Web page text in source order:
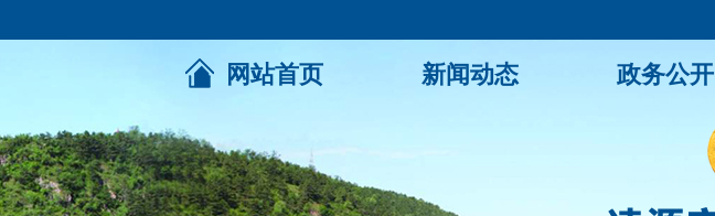
网站首页 新闻动态 政务公开